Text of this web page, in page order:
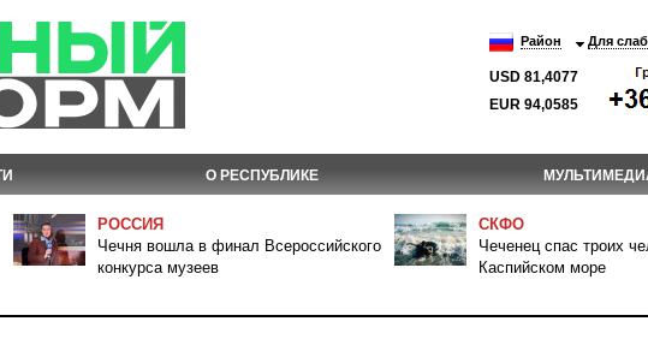
Район Для
USD 81,4077
EUR 94,0585
О РЕСПУБЛИКЕ
РОССИЯ
Чечня вошла в финал Всероссийского
конкурса музеев
СКФО
Чеченец спас троих
Каспийском море